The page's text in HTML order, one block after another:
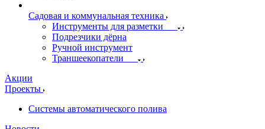
Садовая и коммунальная техника
Инструменты для разметки
Подрезчики дёрна
Ручной инструмент
Траншеекопатели
Акции
Проекты
Системы автоматического полива